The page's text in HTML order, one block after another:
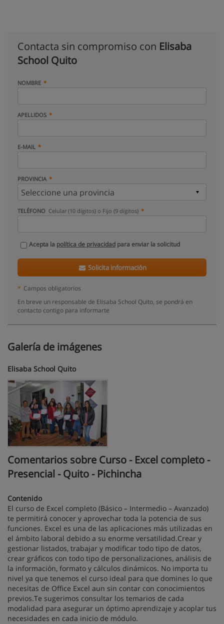
Contacta sin compromiso con Elisaba
School Quito
NOMBRE
APELLIDOS
E-MAIL
PROVINCIA
TELÉFONO Celular (10 dígitos) o Fijo (9 dígitos)
Acepta la política de privacidad para enviar la solicitud
Solicita información
* Campos obligatorios
En breve un responsable de Elisaba School Quito, se pondrá en
contacto contigo para informarte
Galería de imágenes
Elisaba School Quito
Comentarios sobre Curso - Excel completo -
Presencial - Quito - Pichincha
Contenido
El curso de Excel completo (Básico – Intermedio – Avanzado)
te permitirá conocer y aprovechar toda la potencia de sus
funciones. Excel es una de las aplicaciones más utilizadas en
el ámbito laboral debido a su enorme versatilidad.Crear y
gestionar listados, trabajar y modificar todo tipo de datos,
crear gráficos con todo tipo de personalizaciones, análisis de
la información, formato y cálculos dinámicos. No importa tu
nivel ya que tenemos el curso ideal para que domines lo que
necesitas de Office Excel aun sin contar con conocimientos
previos.Te sugerimos consultar los temarios de cada
modalidad para asegurar un óptimo aprendizaje y acoplar tus
necesidades en cada inicio de módulo.